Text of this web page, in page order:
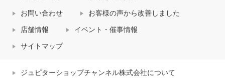
お問い合わせ お客様の声から改善しました
店舗情報 イベント・催事情報
サイトマップ
ジュピターショップチャンネル株式会社について